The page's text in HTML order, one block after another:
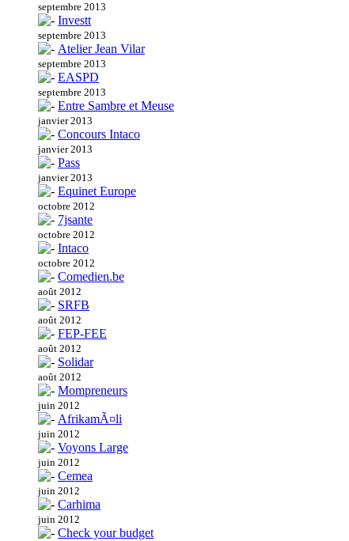
septembre 2013
Investt
septembre 2013
Atelier Jean Vilar
septembre 2013
EASPD
septembre 2013
Entre Sambre et Meuse
janvier 2013
Concours Intaco
janvier 2013
Pass
janvier 2013
Equinet Europe
octobre 2012
7jsante
octobre 2012
Intaco
octobre 2012
Comedien.be
août 2012
SRFB
août 2012
FEP-FEE
août 2012
Solidar
août 2012
Mompreneurs
juin 2012
AfrikamÃ¤li
juin 2012
Voyons Large
juin 2012
Cemea
juin 2012
Carhima
juin 2012
Check your budget